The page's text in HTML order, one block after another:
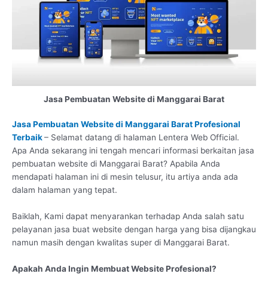
Jasa Pembuatan Website di Manggarai Barat
Jasa Pembuatan Website di Manggarai Barat Profesional
Terbaik– Selamat datang di halaman Lentera Web Official.
Apa Anda sekarang ini tengah mencari informasi berkaitan jasa
pembuatan website di Manggarai Barat? Apabila Anda
mendapati halaman ini di mesin telusur, itu artiya anda ada
dalam halaman yang tepat.
Baiklah, Kami dapat menyarankan terhadap Anda salah satu
pelayanan jasa buat website dengan harga yang bisa dijangkau
namun masih dengan kwalitas super di Manggarai Barat.
Apakah Anda Ingin Membuat Website Profesional?